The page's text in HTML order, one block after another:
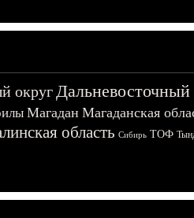
округ
Магадан Магаданская
область Сибирь ТОФ